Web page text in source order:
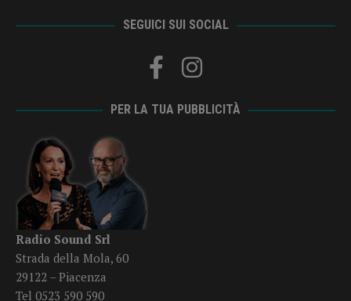
SEGUICI SUI SOCIAL
PER LA TUA PUBBLICITÀ
Radio Sound Srl
Strada della Mola, 60
29122 – Piacenza
Tel 0523 590 590